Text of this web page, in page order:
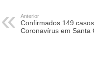
Anterior
Confirmados 149
Coronavírus em Santa